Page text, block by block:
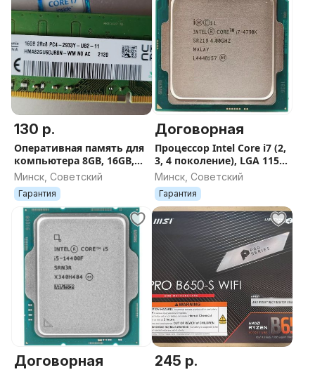
130 р.
Оперативная память для
компьютера 8GB, 16GB,
DDR4
Минск, Советский
Гарантия
Договорная
Процессор Intel Core i7 (2,
3, 4 поколение), LGA 1155,
1150
Минск, Советский
Гарантия
Договорная 245 р.